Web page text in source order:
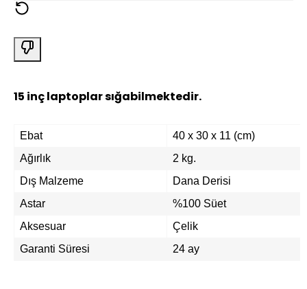
15 inç laptoplar sığabilmektedir.
Ebat
40 x 30 x 11 (cm)
Ağırlık
2 kg.
Dış Malzeme
Dana Derisi
Astar
%100 Süet
Aksesuar
Çelik
Garanti Süresi
24 ay